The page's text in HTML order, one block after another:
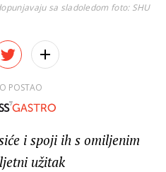
sa sladoledom foto: SHU
POSTAO
i spoji ih s omiljenim
užitak